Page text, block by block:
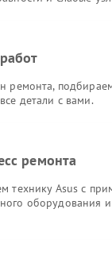
ремонта,
детали с вами.
ремонта
технику Asus с
оборудования